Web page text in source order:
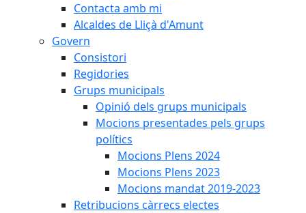
Contacta amb mi
Alcaldes de Lliçà d'Amunt
Govern
Consistori
Regidories
Grups municipals
Opinió dels grups municipals
Mocions presentades pels grups
polítics
Mocions Plens 2024
Mocions Plens 2023
Mocions mandat 2019-2023
Retribucions càrrecs electes